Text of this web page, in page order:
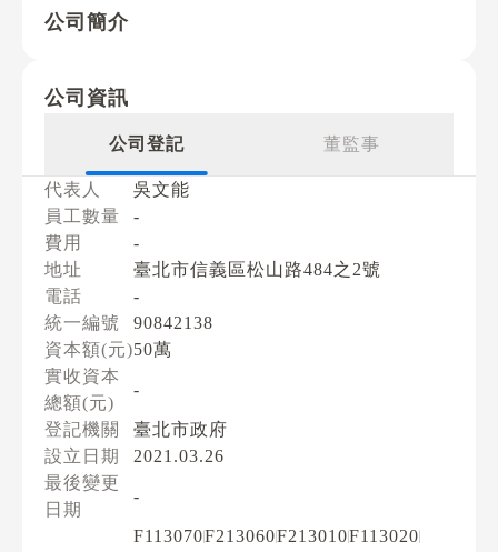
公司簡介
公司資訊
公司登記 董監事
代表人
吳文能
員工數量
-
費用
-
地址
臺北市信義區松山路484之2號
電話
-
統一編號
90842138
資本額(元)50萬
實收資本
總額(元)
-
登記機關
臺北市政府
設立日期
2021.03.26
最後變更
日期
-
F113070F213060F213010F113020